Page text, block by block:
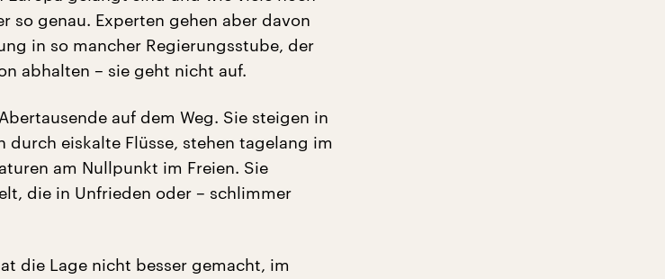
so genau. Experten gehen aber davon
in so mancher Regierungsstube, der
abhalten – sie geht nicht auf.
auf dem Weg. Sie steigen in
eiskalte Flüsse, stehen tagelang im
am Nullpunkt im Freien. Sie
die in Unfrieden oder – schlimmer
die Lage nicht besser gemacht, im